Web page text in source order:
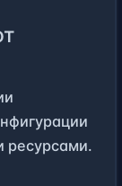
ресурсами.